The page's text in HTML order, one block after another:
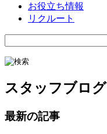
お役立ち情報
リクルート
スタッフブログ
最新の記事